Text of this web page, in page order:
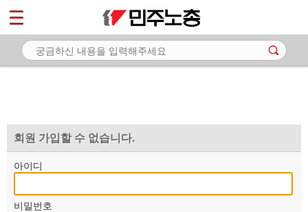
회원 가입할 수 없습니다.
아이디
비밀번호
마이페이지
소개
자료
부설기관